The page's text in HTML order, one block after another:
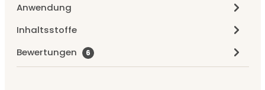
Anwendung
Inhaltsstoffe
Bewertungen
6